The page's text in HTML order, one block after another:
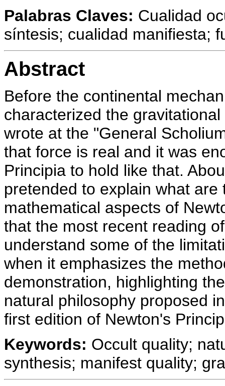
Palabras Claves: Cualidad
síntesis; cualidad manifiesta;
Abstract
Before the continental
characterized the
wrote at the "General
that force is real and it was
Principia to hold like that.
pretended to explain what
mathematical aspects of
that the most recent reading
understand some of the
when it emphasizes the
demonstration, highlighting
natural philosophy proposed
first edition of Newton's
Keywords: Occult quality;
synthesis; manifest quality;